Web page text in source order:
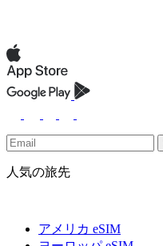
人気の旅先
アメリカ eSIM